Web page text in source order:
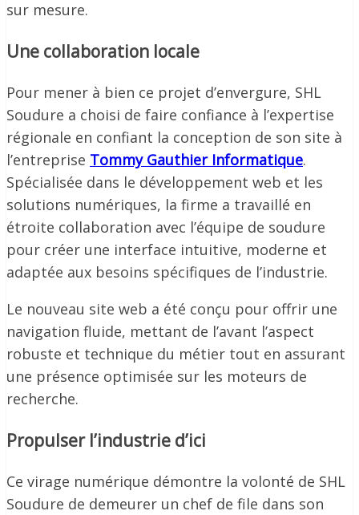
sur mesure.
Une collaboration locale
Pour mener à bien ce projet d’envergure, SHL
Soudure a choisi de faire confiance à l’expertise
régionale en confiant la conception de son site à
l’entreprise Tommy Gauthier Informatique.
Spécialisée dans le développement web et les
solutions numériques, la firme a travaillé en
étroite collaboration avec l’équipe de soudure
pour créer une interface intuitive, moderne et
adaptée aux besoins spécifiques de l’industrie.
Le nouveau site web a été conçu pour offrir une
navigation fluide, mettant de l’avant l’aspect
robuste et technique du métier tout en assurant
une présence optimisée sur les moteurs de
recherche.
Propulser l’industrie d’ici
Ce virage numérique démontre la volonté de SHL
Soudure de demeurer un chef de file dans son